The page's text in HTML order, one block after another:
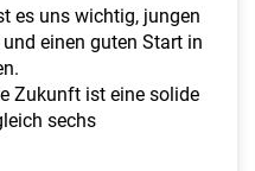
es uns wichtig, jungen
einen guten Start in
Zukunft ist eine solide
sechs